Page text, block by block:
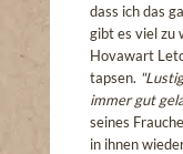
dass ich das
gibt es viel zu
Hovawart
tapsen.
immer gut
seines
in ihnen